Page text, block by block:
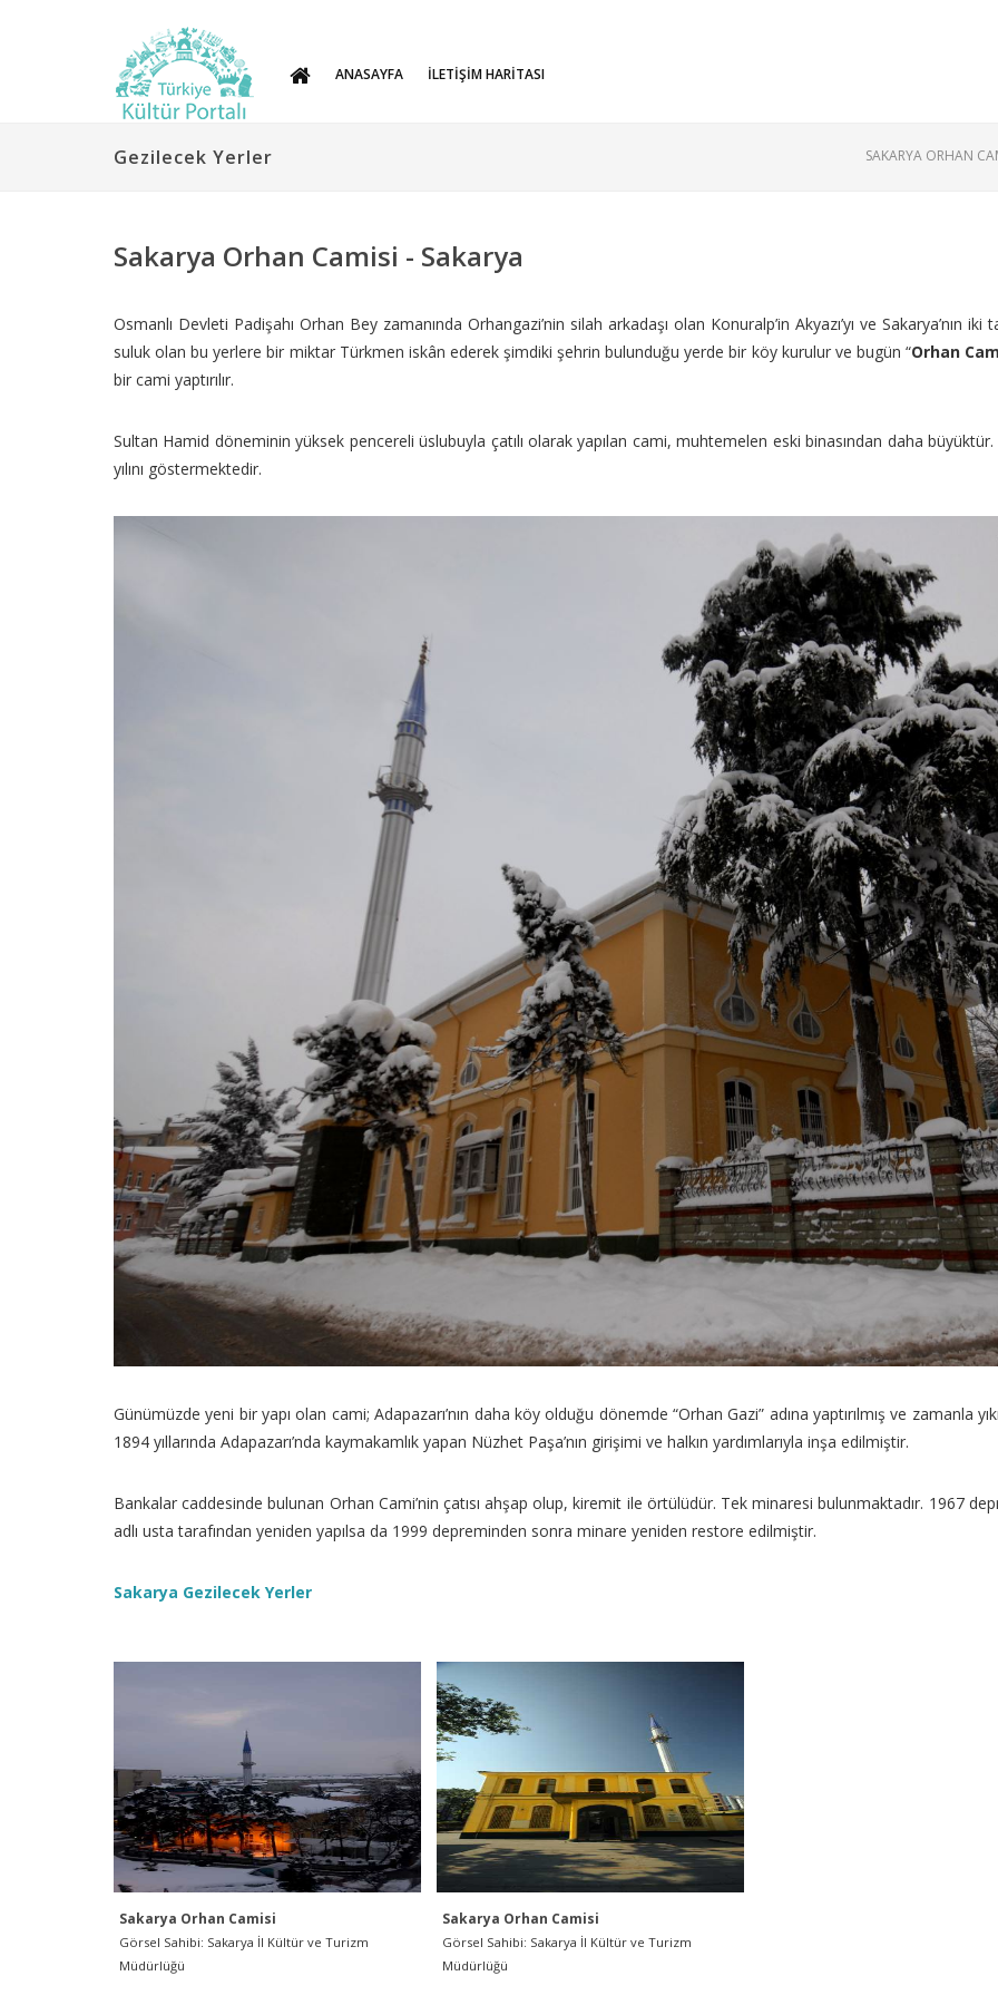
ANASAYFA İLETİŞİM HARİTASI
SAKARYA ORHAN
Gezilecek Yerler
Sakarya Orhan Camisi - Sakarya
Osmanlı Devleti Padişahı Orhan Bey zamanında Orhangazi’nin silah arkadaşı olan Konuralp’in Akyazı’yı ve Sakarya’nın
suluk olan bu yerlere bir miktar Türkmen iskân ederek şimdiki şehrin bulunduğu yerde bir köy kurulur ve bugün “Orhan
bir cami yaptırılır.
Sultan Hamid döneminin yüksek pencereli üslubuyla çatılı olarak yapılan cami, muhtemelen eski binasından daha
yılını göstermektedir.
Günümüzde yeni bir yapı olan cami; Adapazarı’nın daha köy olduğu dönemde “Orhan Gazi” adına yaptırılmış ve zamanla
1894 yıllarında Adapazarı’nda kaymakamlık yapan Nüzhet Paşa’nın girişimi ve halkın yardımlarıyla inşa edilmiştir.
Bankalar caddesinde bulunan Orhan Cami’nin çatısı ahşap olup, kiremit ile örtülüdür. Tek minaresi bulunmaktadır. 1967
adlı usta tarafından yeniden yapılsa da 1999 depreminden sonra minare yeniden restore edilmiştir.
Sakarya Gezilecek Yerler
Sakarya Orhan Camisi
Görsel Sahibi: Sakarya İl Kültür ve Turizm
Müdürlüğü
Sakarya Orhan Camisi
Görsel Sahibi: Sakarya İl Kültür ve Turizm
Müdürlüğü